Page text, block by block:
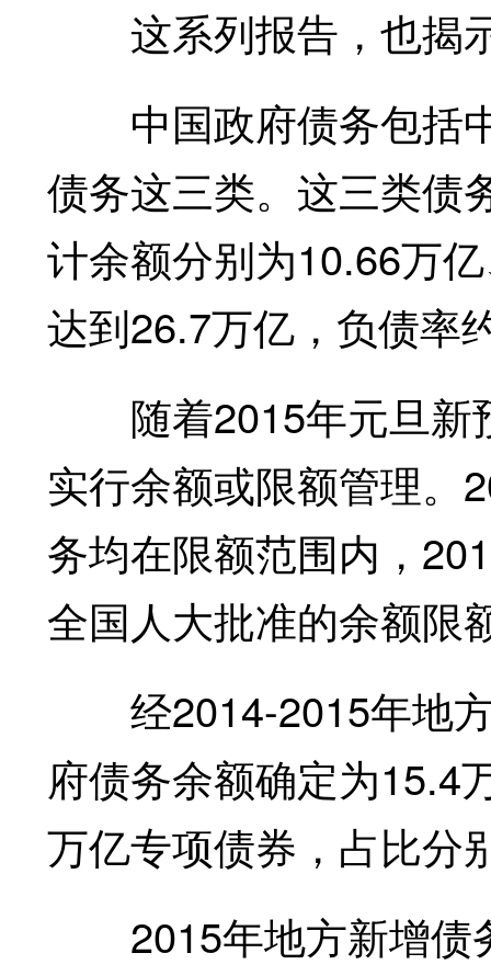
这系列报告，也揭
中国政府债务包括
债务这三类。这三类债
计余额分别为10.66万
达到26.7万亿，负债率
随着2015年元旦新
实行余额或限额管理。
务均在限额范围内，
全国人大批准的余额限
经2014-2015年地方
府债务余额确定为15.4
万亿专项债券，占比分
2015年地方新增债